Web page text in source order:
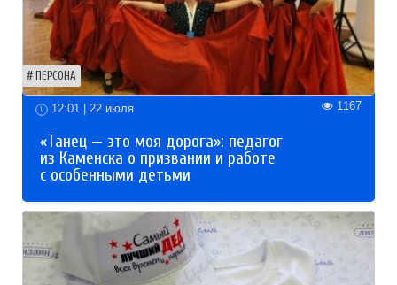
ПЕРСОНА
12:01 | 22 июля 1167
«Танец — это моя дорога»: педагог
из Каменска о призвании и работе
с особенными детьми